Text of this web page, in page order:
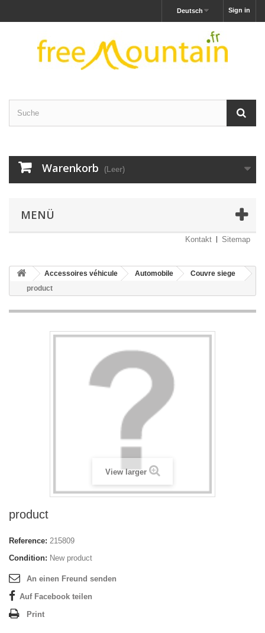
Sign in
Deutsch
Warenkorb (Leer)
MENÜ
Kontakt Sitemap
Accessoires véhicule Automobile
Couvre siege
product
View larger
product
Reference: 215809
Condition: New product
An einen Freund senden
Auf Facebook teilen
Print